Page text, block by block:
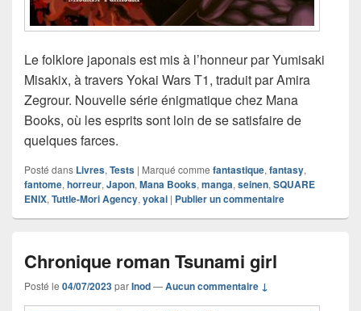
Le folklore japonais est mis à l’honneur par Yumisaki
Misakix, à travers Yokai Wars T1, traduit par Amira
Zegrour. Nouvelle série énigmatique chez Mana
Books, où les esprits sont loin de se satisfaire de
quelques farces.
Posté dans Livres, Tests | Marqué comme fantastique, fantasy,
fantome, horreur, Japon, Mana Books, manga, seinen, SQUARE
ENIX, Tuttle-Mori Agency, yokai | Publier un commentaire
Chronique roman Tsunami girl
Posté le 04/07/2023parInod—Aucun commentaire ↓